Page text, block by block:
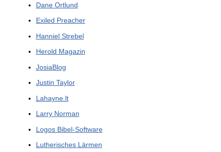
Dane Ortlund
Exiled Preacher
Hanniel Strebel
Herold Magazin
JosiaBlog
Justin Taylor
Lahayne.lt
Larry Norman
Logos Bibel-Software
Lutherisches Lärmen